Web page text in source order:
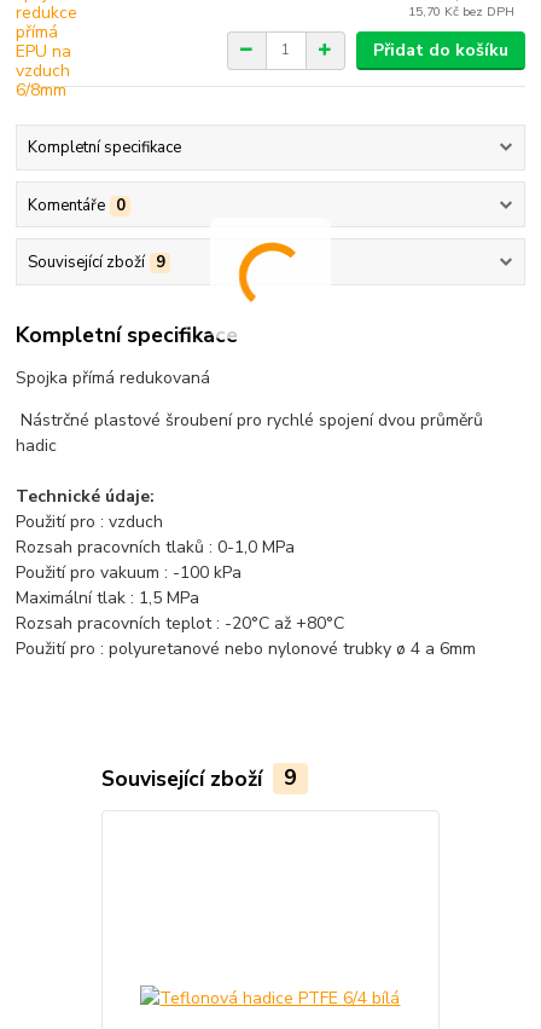
15,70 Kč bez DPH
Přidat do košíku
Kompletní specifikace
Komentáře 0
Související zboží 9
Kompletní specifikace
Spojka přímá redukovaná
Nástrčné plastové šroubení pro rychlé spojení dvou průměrů
hadic
Technické údaje:
Použití pro : vzduch
Rozsah pracovních tlaků : 0-1,0 MPa
Použití pro vakuum : -100 kPa
Maximální tlak : 1,5 MPa
Rozsah pracovních teplot : -20°C až +80°C
Použití pro : polyuretanové nebo nylonové trubky ø 4 a 6mm
Související zboží 9